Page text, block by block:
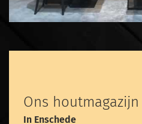
Ons houtmagazijn
In Enschede